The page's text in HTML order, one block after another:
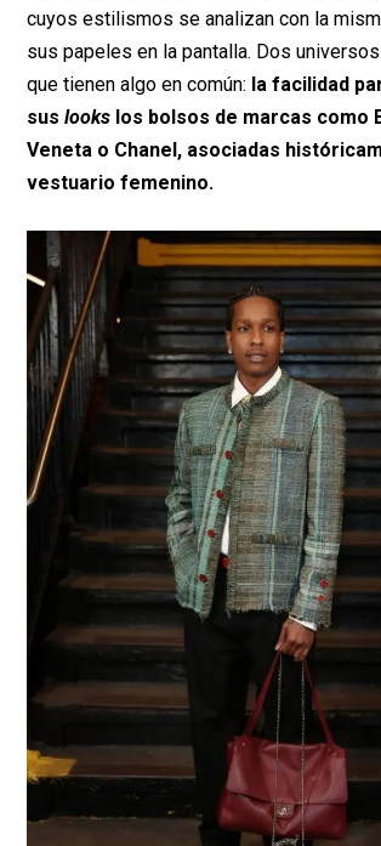
cuyos estilismos se analizan con la
sus papeles en la pantalla. Dos
que tienen algo en común: la facilidad
suslooks los bolsos de marcas como
Veneta o Chanel, asociadas
vestuario femenino.